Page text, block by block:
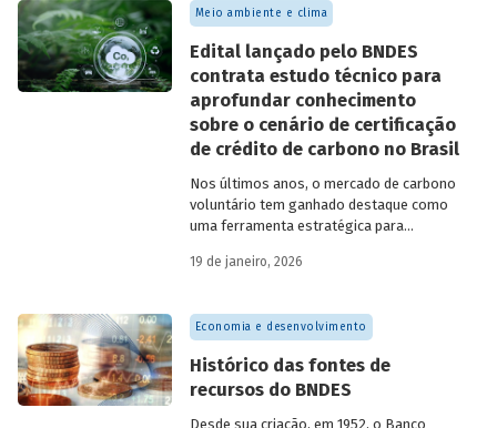
Meio ambiente e clima
Edital lançado pelo BNDES
contrata estudo técnico para
aprofundar conhecimento
sobre o cenário de certificação
de crédito de carbono no Brasil
Nos últimos anos, o mercado de carbono
voluntário tem ganhado destaque como
uma ferramenta estratégica para
de carbono e demonstrar compromisso
19 de janeiro, 2026
Economia e desenvolvimento
Histórico das fontes de
recursos do BNDES
Desde sua criação, em 1952, o Banco